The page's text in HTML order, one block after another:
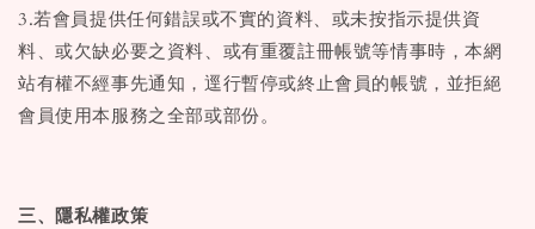
3.若會員提供任何錯誤或不實的資料、或未按指示提供資
料、或欠缺必要之資料、或有重覆註冊帳號等情事時，本網
站有權不經事先通知，逕行暫停或終止會員的帳號，並拒絕
會員使用本服務之全部或部份。
三、隱私權政策